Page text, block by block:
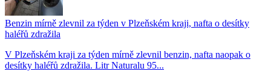
Benzin mírně zlevnil za týden v Plzeňském kraji, nafta o desítky
haléřů zdražila
V Plzeňském kraji za týden mírně zlevnil benzin, nafta naopak o
desítky haléřů zdražila. Litr Naturalu 95...